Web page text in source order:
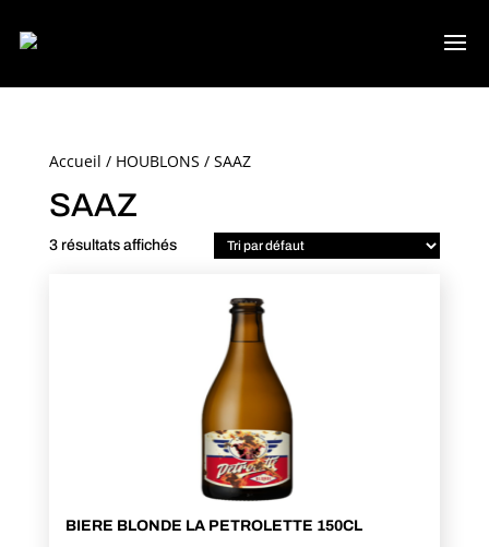
Accueil / HOUBLONS / SAAZ
SAAZ
3 résultats affichés
BIERE BLONDE LA PETROLETTE 150CL